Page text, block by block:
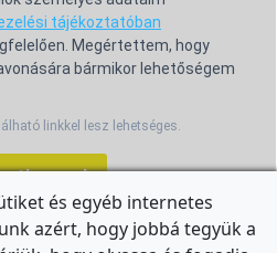
tájékoztatóban
Megértettem, hogy
bármikor lehetőségem
linkkel lesz lehetséges.
és egyéb internetes
azért, hogy jobbá tegyük a